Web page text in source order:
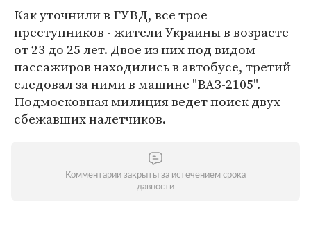
Как уточнили в ГУВД, все трое
преступников - жители Украины в возрасте
от 23 до 25 лет. Двое из них под видом
пассажиров находились в автобусе, третий
следовал за ними в машине "ВАЗ-2105".
Подмосковная милиция ведет поиск двух
сбежавших налетчиков.
Комментарии закрыты за истечением срока
давности